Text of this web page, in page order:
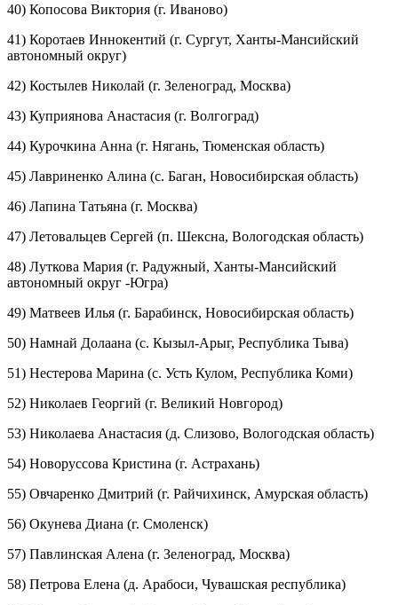
40) Копосова Виктория (г. Иваново)
41) Коротаев Иннокентий (г. Сургут, Ханты-Мансийский
автономный округ)
42) Костылев Николай (г. Зеленоград, Москва)
43) Куприянова Анастасия (г. Волгоград)
44) Курочкина Анна (г. Нягань, Тюменская область)
45) Лавриненко Алина (с. Баган, Новосибирская область)
46) Лапина Татьяна (г. Москва)
47) Летовальцев Сергей (п. Шексна, Вологодская область)
48) Луткова Мария (г. Радужный, Ханты-Мансийский
автономный округ -Югра)
49) Матвеев Илья (г. Барабинск, Новосибирская область)
50) Намнай Долаана (с. Кызыл-Арыг, Республика Тыва)
51) Нестерова Марина (с. Усть Кулом, Республика Коми)
52) Николаев Георгий (г. Великий Новгород)
53) Николаева Анастасия (д. Слизово, Вологодская область)
54) Новоруссова Кристина (г. Астрахань)
55) Овчаренко Дмитрий (г. Райчихинск, Амурская область)
56) Окунева Диана (г. Смоленск)
57) Павлинская Алена (г. Зеленоград, Москва)
58) Петрова Елена (д. Арабоси, Чувашская республика)